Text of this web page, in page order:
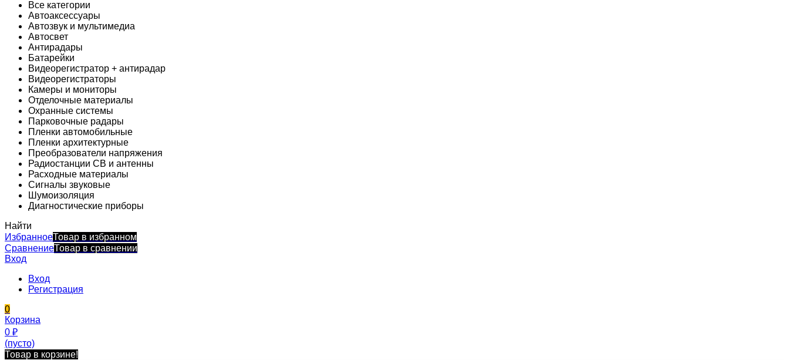
Все категории
Автоаксессуары
Автозвук и мультимедиа
Автосвет
Антирадары
Батарейки
Видеорегистратор + антирадар
Видеорегистраторы
Камеры и мониторы
Отделочные материалы
Охранные системы
Парковочные радары
Пленки автомобильные
Пленки архитектурные
Преобразователи напряжения
Радиостанции CB и антенны
Расходные материалы
Сигналы звуковые
Шумоизоляция
Диагностические приборы
Найти
ИзбранноеТовар в избранном
СравнениеТовар в сравнении
Вход
Вход
Регистрация
0
Корзина
0 ₽
(пусто)
Товар в корзине!